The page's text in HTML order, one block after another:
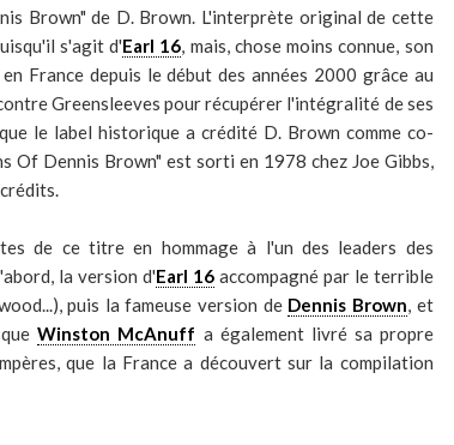
Brown" de D. Brown. L'interprète original de cette
s'agit d'Earl 16, mais, chose moins connue, son
France depuis le début des années 2000 grâce au
Greensleeves pour récupérer l'intégralité de ses
le label historique a crédité D. Brown comme co-
Of Dennis Brown" est sorti en 1978 chez Joe Gibbs,
de ce titre en hommage à l'un des leaders des
la version d'Earl 16accompagné par le terrible
puis la fameuse version de Dennis Brown, et
Winston McAnuff a également livré sa propre
que la France a découvert sur la compilation